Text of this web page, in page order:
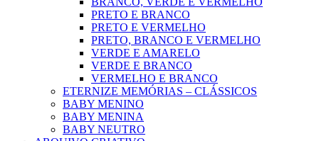
PRETO E BRANCO
PRETO E VERMELHO
PRETO, BRANCO E VERMELHO
VERDE E AMARELO
VERDE E BRANCO
VERMELHO E BRANCO
ETERNIZE MEMÓRIAS – CLÁSSICOS
BABY MENINO
BABY MENINA
BABY NEUTRO